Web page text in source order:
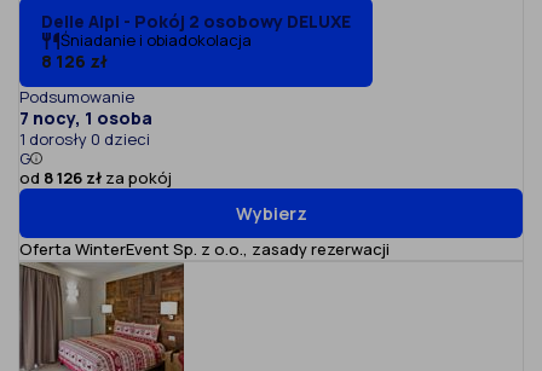
Delle Alpi - Pokój 2 osobowy DELUXE
Śniadanie i obiadokolacja
8 126 zł
Podsumowanie
7 nocy, 1 osoba
1 dorosły 0 dzieci
G
od 8 126 zł za pokój
Wybierz
Oferta WinterEvent Sp. z o.o., zasady rezerwacji